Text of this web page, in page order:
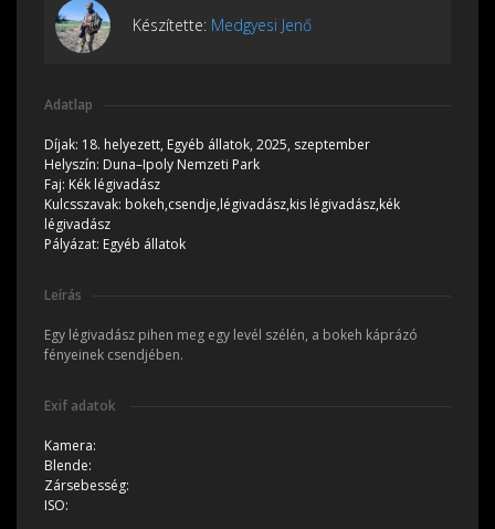
Készítette: Medgyesi Jenő
Adatlap
Díjak: 18. helyezett, Egyéb állatok, 2025, szeptember
Helyszín: Duna–Ipoly Nemzeti Park
Faj: Kék légivadász
Kulcsszavak: bokeh,csendje,légivadász,kis légivadász,kék
légivadász
Pályázat: Egyéb állatok
Leírás
Egy légivadász pihen meg egy levél szélén, a bokeh káprázó
fényeinek csendjében.
Exif adatok
Kamera:
Blende:
Zársebesség:
ISO: